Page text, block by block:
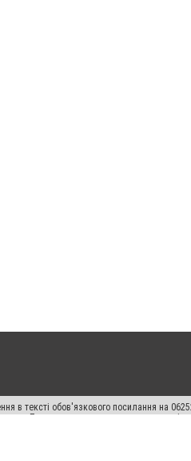
в тексті обов'язкового посилання на
Порушення виняткових прав